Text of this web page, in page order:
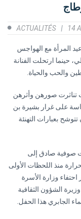
ACTUALITÉS 14
رمزية عيد المرأة مع الهواجس
حينما ارتحلت الفنانة
والحب والحياة.
تناثرت صورهن وأثرهن
على غرار بشيرة بن
بعبارات التهنئة
صوفية صادق إلى
منذ اللحظات الأولى
وزارة الأسرة
الشؤون الثقافية
الجابري هذا الحفل.